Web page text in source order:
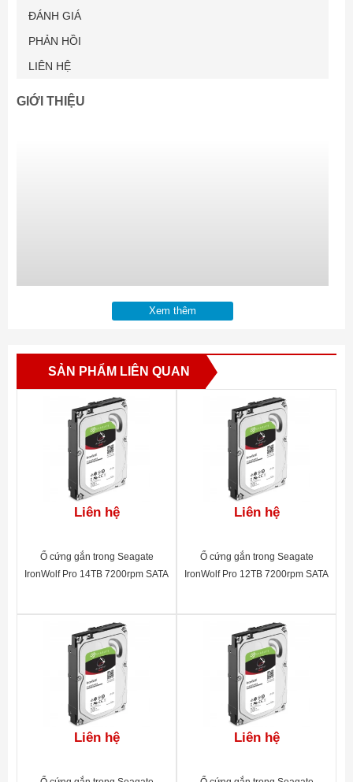
ĐÁNH GIÁ
PHẢN HỒI
LIÊN HỆ
GIỚI THIỆU
Xem thêm
SẢN PHẨM LIÊN QUAN
Liên hệ
Ổ cứng gắn trong Seagate
IronWolf Pro 14TB 7200rpm SATA
Liên hệ
Ổ cứng gắn trong Seagate
IronWolf Pro 12TB 7200rpm SATA
Liên hệ Liên hệ